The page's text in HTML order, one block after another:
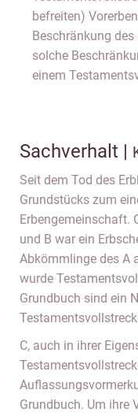
befreiten)
Beschränkung
solche
einem
Sachverhalt |
Seit dem Tod des
Grundstücks zum
Erbengemeinschaft.
und B war ein
Abkömmlinge des A
wurde
Grundbuch sind ein
C, auch in ihrer
Grundbuch. Um ihre